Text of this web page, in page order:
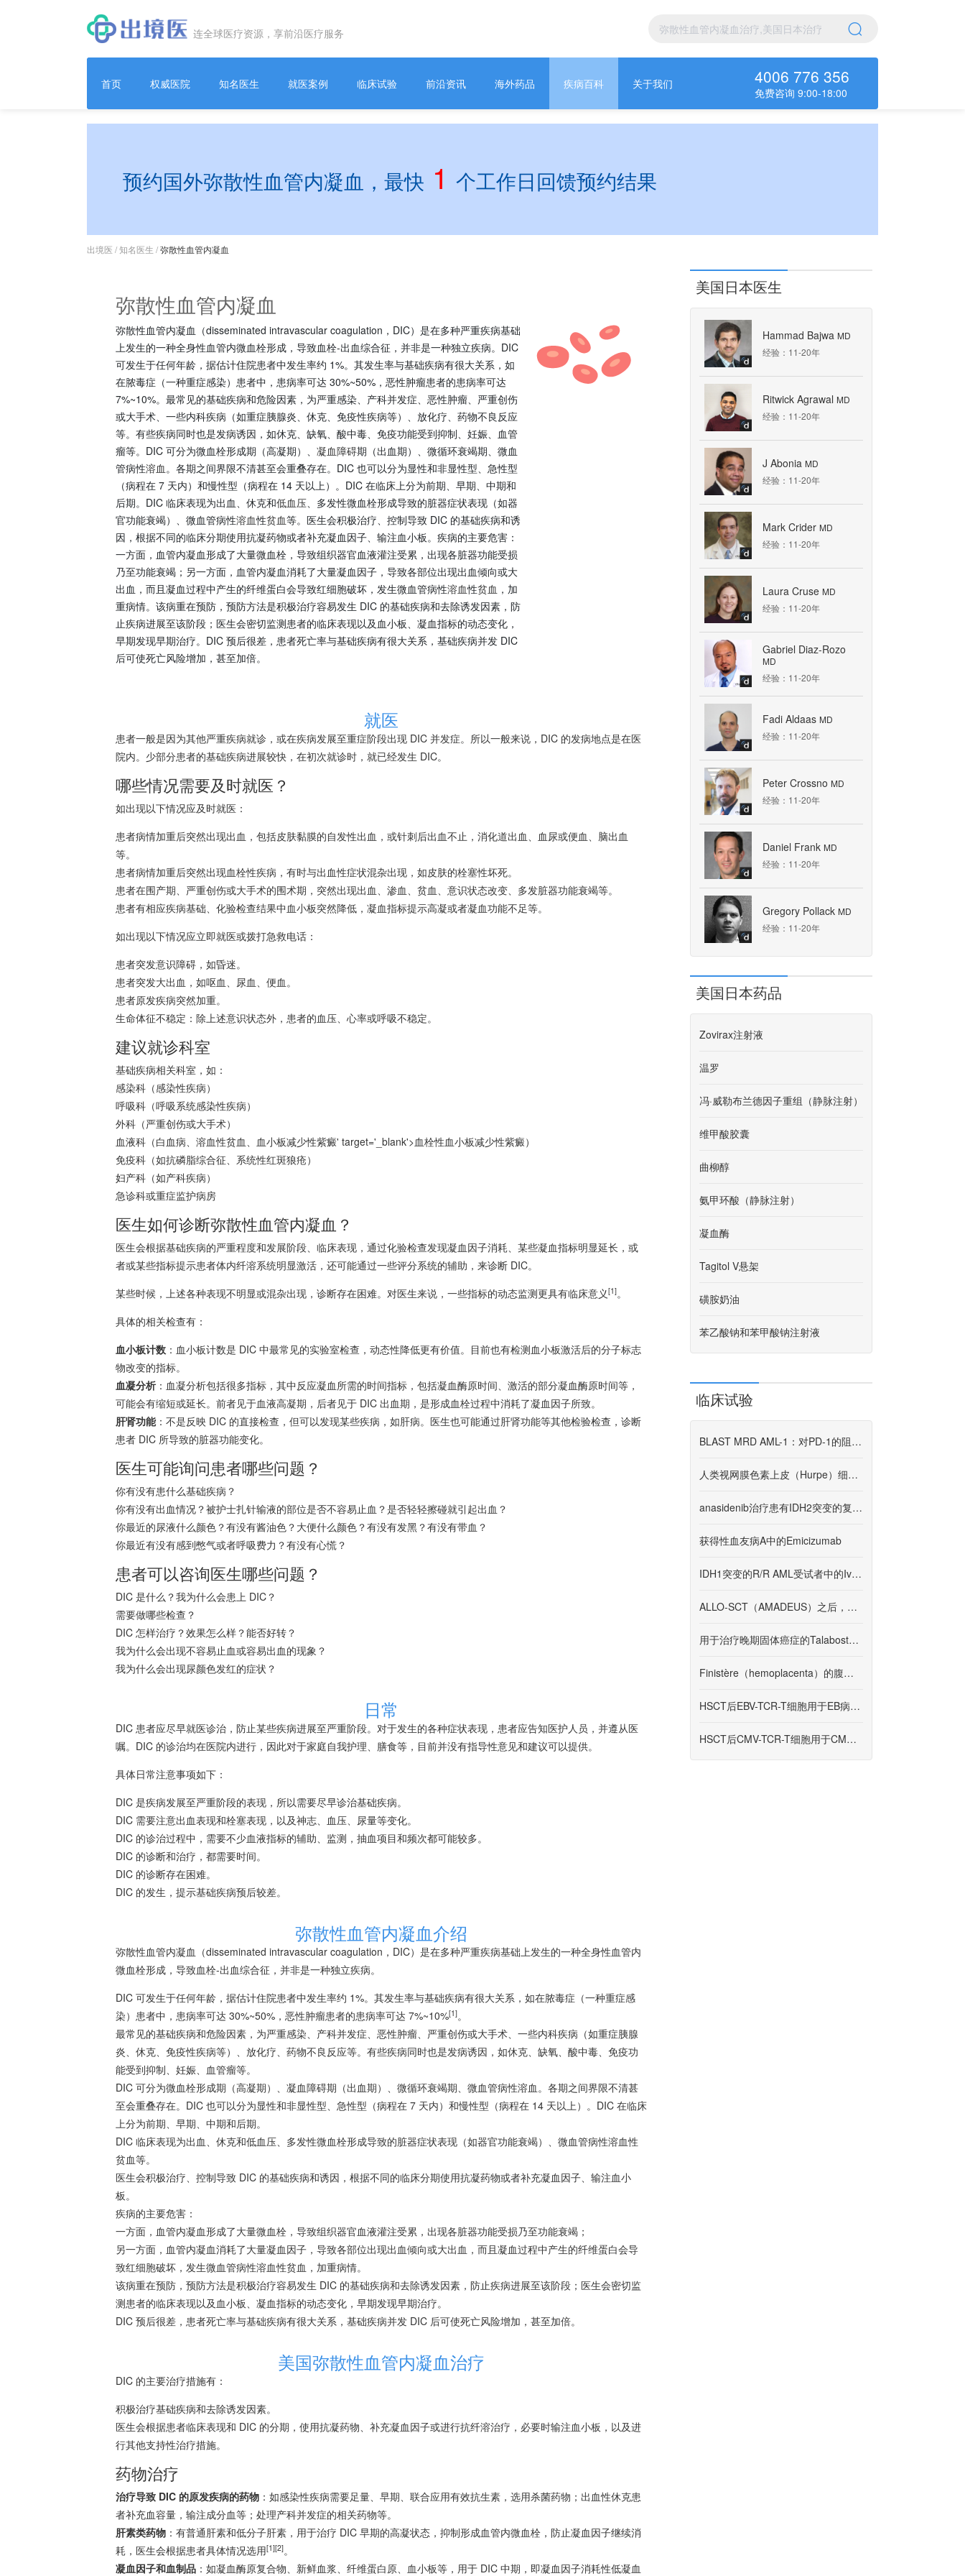
连全球医疗资源，享前沿医疗服务
首页 权威医院 知名医生 就医案例 临床试验 前沿资讯 海外药品 疾病百科 关于我们 4006 776 356
免费咨询 9:00-18:00
预约国外弥散性血管内凝血，最快 1 个工作日回馈预约结果
出境医 /知名医生 /弥散性血管内凝血
弥散性血管内凝血
弥散性血管内凝血（disseminated intravascular coagulation，DIC）是在多种严重疾病基础
上发生的一种全身性血管内微血栓形成，导致血栓-出血综合征，并非是一种独立疾病。DIC
可发生于任何年龄，据估计住院患者中发生率约 1%。其发生率与基础疾病有很大关系，如
在脓毒症（一种重症感染）患者中，患病率可达 30%~50%，恶性肿瘤患者的患病率可达
7%~10%。最常见的基础疾病和危险因素，为严重感染、产科并发症、恶性肿瘤、严重创伤
或大手术、一些内科疾病（如重症胰腺炎、休克、免疫性疾病等）、放化疗、药物不良反应
等。有些疾病同时也是发病诱因，如休克、缺氧、酸中毒、免疫功能受到抑制、妊娠、血管
瘤等。DIC 可分为微血栓形成期（高凝期）、 凝血障碍期（出血期）、微循环衰竭期、微血
管病性溶血。各期之间界限不清甚至会重叠存在。DIC 也可以分为显性和非显性型、急性型
（病程在 7 天内）和慢性型（病程在 14 天以上）。DIC 在临床上分为前期、早期、中期和
后期。DIC 临床表现为出血、休克和低血压、多发性微血栓形成导致的脏器症状表现（如器
官功能衰竭）、微血管病性溶血性贫血等。医生会积极治疗、控制导致 DIC 的基础疾病和诱
因，根据不同的临床分期使用抗凝药物或者补充凝血因子、输注血小板。疾病的主要危害：
一方面，血管内凝血形成了大量微血栓，导致组织器官血液灌注受累，出现各脏器功能受损
乃至功能衰竭；另一方面，血管内凝血消耗了大量凝血因子，导致各部位出现出血倾向或大
出血，而且凝血过程中产生的纤维蛋白会导致红细胞破坏，发生微血管病性溶血性贫血 ，加
重病情。该病重在预防，预防方法是积极治疗容易发生 DIC 的基础疾病和去除诱发因素，防
止疾病进展至该阶段；医生会密切监测患者的临床表现以及血小板、凝血指标的动态变化，
早期发现早期治疗。DIC 预后很差，患者死亡率与基础疾病有很大关系，基础疾病并发 DIC
后可使死亡风险增加，甚至加倍。
就医
患者一般是因为其他严重疾病就诊，或在疾病发展至重症阶段出现 DIC 并发症。所以一般来说，DIC 的发病地点是在医
院内。少部分患者的基础疾病进展较快，在初次就诊时，就已经发生 DIC。
哪些情况需要及时就医？
如出现以下情况应及时就医：
患者病情加重后突然出现出血，包括皮肤黏膜的自发性出血，或针刺后出血不止，消化道出血、血尿或便血、 脑出血
等。
患者病情加重后突然出现血栓性疾病 ，有时与出血性症状混杂出现，如皮肤的栓塞性坏死。
患者在围产期、严重创伤或大手术的围术期，突然出现出血、渗血、 贫血、意识状态改变、多发脏器功能衰竭等。
患者有相应疾病基础、化验检查结果中血小板突然降低，凝血指标提示高凝或者凝血功能不足等。
如出现以下情况应立即就医或拨打急救电话：
患者突发意识障碍 ，如昏迷。
患者突发大出血，如呕血、尿血、便血。
患者原发疾病突然加重。
生命体征不稳定：除上述意识状态外，患者的血压、心率或呼吸不稳定。
建议就诊科室
基础疾病相关科室，如：
感染科（感染性疾病）
呼吸科（呼吸系统感染性疾病）
外科（严重创伤或大手术）
血液科（白血病、 溶血性贫血、 血小板减少性紫癜' target='_blank'>血栓性血小板减少性紫癜）
免疫科（如抗磷脂综合征、系统性红斑狼疮）
妇产科（如产科疾病）
急诊科或重症监护病房
医生如何诊断弥散性血管内凝血？
医生会根据基础疾病的严重程度和发展阶段、临床表现，通过化验检查发现凝血因子消耗、某些凝血指标明显延长，或
者或某些指标提示患者体内纤溶系统明显激活，还可能通过一些评分系统的辅助，来诊断 DIC。
某些时候，上述各种表现不明显或混杂出现，诊断存在困难。对医生来说，一些指标的动态监测更具有临床意义[1]。
具体的相关检查有：
血小板计数 ：血小板计数是 DIC 中最常见的实验室检查，动态性降低更有价值。目前也有检测血小板激活后的分子标志
物改变的指标。
血凝分析 ：血凝分析包括很多指标，其中反应凝血所需的时间指标，包括凝血酶原时间、激活的部分凝血酶原时间等，
可能会有缩短或延长。前者见于血液高凝期，后者见于 DIC 出血期，是形成血栓过程中消耗了凝血因子所致。
肝肾功能：不是反映 DIC 的直接检查，但可以发现某些疾病，如肝病。医生也可能通过肝肾功能等其他检验检查，诊断
患者 DIC 所导致的脏器功能变化。
医生可能询问患者哪些问题？
你有没有患什么基础疾病？
你有没有出血情况？被护士扎针输液的部位是否不容易止血？是否轻轻擦碰就引起出血？
你最近的尿液什么颜色？有没有酱油色？大便什么颜色？有没有发黑？有没有带血？
你最近有没有感到憋气或者呼吸费力？有没有心慌？
患者可以咨询医生哪些问题？
DIC 是什么？我为什么会患上 DIC？
需要做哪些检查？
DIC 怎样治疗？效果怎么样？能否好转？
我为什么会出现不容易止血或容易出血的现象？
我为什么会出现尿颜色发红的症状？
日常
DIC 患者应尽早就医诊治，防止某些疾病进展至严重阶段。对于发生的各种症状表现，患者应告知医护人员，并遵从医
嘱。DIC 的诊治均在医院内进行，因此对于家庭自我护理、膳食等，目前并没有指导性意见和建议可以提供。
具体日常注意事项如下：
DIC 是疾病发展至严重阶段的表现，所以需要尽早诊治基础疾病。
DIC 需要注意出血表现和栓塞表现，以及神志、血压、尿量等变化。
DIC 的诊治过程中，需要不少血液指标的辅助、监测，抽血项目和频次都可能较多。
DIC 的诊断和治疗，都需要时间。
DIC 的诊断存在困难。
DIC 的发生，提示基础疾病预后较差。
弥散性血管内凝血介绍
弥散性血管内凝血（disseminated intravascular coagulation，DIC）是在多种严重疾病基础上发生的一种全身性血管内
微血栓形成，导致血栓-出血综合征，并非是一种独立疾病。
DIC 可发生于任何年龄，据估计住院患者中发生率约 1%。其发生率与基础疾病有很大关系，如在脓毒症（一种重症感
染）患者中，患病率可达 30%~50%，恶性肿瘤患者的患病率可达 7%~10%[1]。
最常见的基础疾病和危险因素，为严重感染、产科并发症、恶性肿瘤、严重创伤或大手术、一些内科疾病（如重症胰腺
炎、休克、免疫性疾病等）、放化疗、药物不良反应等。有些疾病同时也是发病诱因，如休克、缺氧、酸中毒、免疫功
能受到抑制、妊娠、血管瘤等。
DIC 可分为微血栓形成期（高凝期）、 凝血障碍期（出血期）、微循环衰竭期、微血管病性溶血。各期之间界限不清甚
至会重叠存在。DIC 也可以分为显性和非显性型、急性型（病程在 7 天内）和慢性型（病程在 14 天以上）。DIC 在临床
上分为前期、早期、中期和后期。
DIC 临床表现为出血、休克和低血压、多发性微血栓形成导致的脏器症状表现（如器官功能衰竭）、微血管病性溶血性
贫血等。
医生会积极治疗、控制导致 DIC 的基础疾病和诱因，根据不同的临床分期使用抗凝药物或者补充凝血因子、输注血小
板。
疾病的主要危害：
一方面，血管内凝血形成了大量微血栓，导致组织器官血液灌注受累，出现各脏器功能受损乃至功能衰竭；
另一方面，血管内凝血消耗了大量凝血因子，导致各部位出现出血倾向或大出血，而且凝血过程中产生的纤维蛋白会导
致红细胞破坏，发生微血管病性溶血性贫血 ，加重病情。
该病重在预防，预防方法是积极治疗容易发生 DIC 的基础疾病和去除诱发因素，防止疾病进展至该阶段；医生会密切监
测患者的临床表现以及血小板、凝血指标的动态变化，早期发现早期治疗。
DIC 预后很差，患者死亡率与基础疾病有很大关系，基础疾病并发 DIC 后可使死亡风险增加，甚至加倍。
美国弥散性血管内凝血治疗
DIC 的主要治疗措施有：
积极治疗基础疾病和去除诱发因素。
医生会根据患者临床表现和 DIC 的分期，使用抗凝药物、补充凝血因子或进行抗纤溶治疗，必要时输注血小板，以及进
行其他支持性治疗措施。
药物治疗
治疗导致 DIC 的原发疾病的药物 ：如感染性疾病需要足量、早期、联合应用有效抗生素，选用杀菌药物；出血性休克患
者补充血容量，输注成分血等；处理产科并发症的相关药物等。
肝素类药物 ：有普通肝素和低分子肝素，用于治疗 DIC 早期的高凝状态，抑制形成血管内微血栓，防止凝血因子继续消
耗，医生会根据患者具体情况选用[1][2]。
凝血因子和血制品 ：如凝血酶原复合物、新鲜血浆、纤维蛋白原、血小板等，用于 DIC 中期，即凝血因子消耗性低凝血
美国日本医生
Hammad Bajwa MD
经验：11-20年
Ritwick Agrawal MD
经验：11-20年
J Abonia MD
经验：11-20年
Mark Crider MD
经验：11-20年
Laura Cruse MD
经验：11-20年
Gabriel Diaz-Rozo
MD
经验：11-20年
Fadi Aldaas MD
经验：11-20年
Peter Crossno MD
经验：11-20年
Daniel Frank MD
经验：11-20年
Gregory Pollack MD
经验：11-20年
美国日本药品
Zovirax注射液
温罗
冯·威勒布兰德因子重组（静脉注射）
维甲酸胶囊
曲柳醇
氨甲环酸（静脉注射）
凝血酶
Tagitol V悬架
磺胺奶油
苯乙酸钠和苯甲酸钠注射液
临床试验
BLAST MRD AML-1：对PD-1的阻塞添加到标准疗法中，以靶向急性髓样白血病中可测量的残留疾病1-抗PD-1 pembrolizumab的随机2阶段2研究，将强化化学疗法与患者的前线疗法结合在一起
人类视网膜色素上皮（Hurpe）细胞的临床研究对高肌无累区域的萎缩
anasidenib治疗患有IDH2突变的复发或难治性急性髓样白血病患者
获得性血友病A中的Emicizumab
IDH1突变的R/R AML受试者中的Ivosidenib的中国桥接研究
ALLO-SCT（AMADEUS）之后，AML或MDS患者中口服氮ac替丁与安慰剂维持的随机研究
用于治疗晚期固体癌症的Talabostat和pembrolizumab
Finistère（hemoplacenta）的腹腔后血肿的研究
HSCT后EBV-TCR-T细胞用于EB病毒感染
HSCT后CMV-TCR-T细胞用于CM病毒感染